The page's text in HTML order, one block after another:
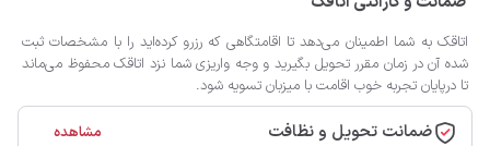
اتاقک به شما اطمینان می‌دهد تا اقامتگاهی که رزرو کرده‌اید را با مشخصات ثبت
شده آن در زمان مقرر تحویل بگیرید و وجه واریزی شما نزد اتاقک محفوظ می‌ماند
تا درپایان تجربه خوب اقامت با میزبان تسویه شود.
ضمانت تحویل و نظافت مشاهده